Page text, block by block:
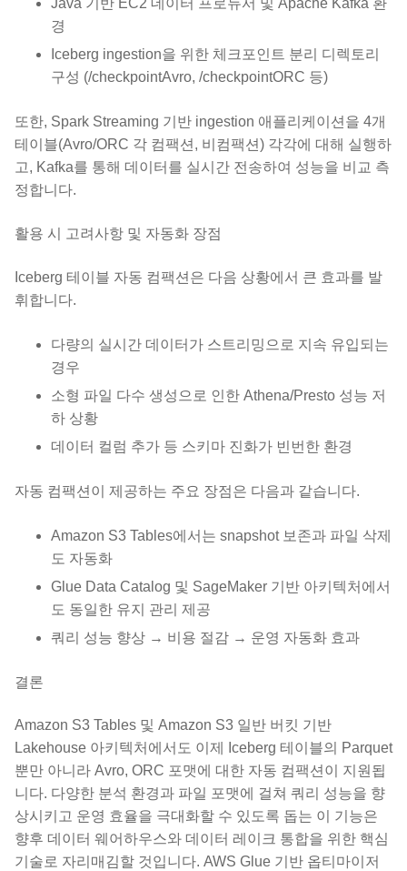
Java 기반 EC2 데이터 프로듀서 및 Apache Kafka 환
경
Iceberg ingestion을 위한 체크포인트 분리 디렉토리
구성 (/checkpointAvro, /checkpointORC 등)
또한, Spark Streaming 기반 ingestion 애플리케이션을 4개
테이블(Avro/ORC 각 컴팩션, 비컴팩션) 각각에 대해 실행하
고, Kafka를 통해 데이터를 실시간 전송하여 성능을 비교 측
정합니다.
활용 시 고려사항 및 자동화 장점
Iceberg 테이블 자동 컴팩션은 다음 상황에서 큰 효과를 발
휘합니다.
다량의 실시간 데이터가 스트리밍으로 지속 유입되는
경우
소형 파일 다수 생성으로 인한 Athena/Presto 성능 저
하 상황
데이터 컬럼 추가 등 스키마 진화가 빈번한 환경
자동 컴팩션이 제공하는 주요 장점은 다음과 같습니다.
Amazon S3 Tables에서는 snapshot 보존과 파일 삭제
도 자동화
Glue Data Catalog 및 SageMaker 기반 아키텍처에서
도 동일한 유지 관리 제공
쿼리 성능 향상 → 비용 절감 → 운영 자동화 효과
결론
Amazon S3 Tables 및 Amazon S3 일반 버킷 기반
Lakehouse 아키텍처에서도 이제 Iceberg 테이블의 Parquet
뿐만 아니라 Avro, ORC 포맷에 대한 자동 컴팩션이 지원됩
니다. 다양한 분석 환경과 파일 포맷에 걸쳐 쿼리 성능을 향
상시키고 운영 효율을 극대화할 수 있도록 돕는 이 기능은
향후 데이터 웨어하우스와 데이터 레이크 통합을 위한 핵심
기술로 자리매김할 것입니다. AWS Glue 기반 옵티마이저